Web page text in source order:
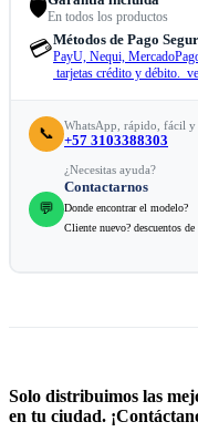
🛡️En todos los productos
💳Métodos de Pago
PayU, Nequi,
tarjetas crédito y débito.
📞 WhatsApp, rápido, fácil y
+57 3103388303
💬
¿Necesitas ayuda?
Contactarnos
Donde encontrar el modelo?
Cliente nuevo? descuentos
Solo distribuimos las
en tu ciudad.